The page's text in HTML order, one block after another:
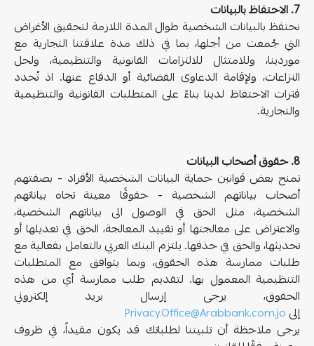
7. الاحتفاظ بالبيانات
نحتفظ بالبيانات الشخصية طوال المدة اللازمة لتحقيق الأغراض
التي جُمعت من أجلها، بما في ذلك مدة علاقتنا التجارية مع
موردينا، وللامتثال للالتزامات القانونية والتنظيمية، ولحل
النزاعات، ولإقامة الدعاوى القضائية أو الدفاع عنها. اذ تُحدد
فترات الاحتفاظ لدينا بناءً على المتطلبات القانونية والتنظيمية
والتجارية.
8. حقوق أصحاب البيانات
تمنح بعض قوانين حماية البيانات الشخصية الأفراد - بصفتهم
أصحاب بياناتهم الشخصية - حقوقًا معينة تجاه بياناتهم
الشخصية، مثل الحق في الوصول الى بياناتهم الشخصية،
والاعتراض على معالجتها أو تقييد المعالجة، الحق في تعديلها أو
تحديثها، والحق في حذفها. يلتزم البنك العربي بالتعامل بفعالية مع
طلبات ممارسة هذه الحقوق، وبما يتوافق مع المتطلبات
التنظيمية المعمول بها. لتقديم طلب ممارسة أي من هذه
الحقوق، يرجى إرسال بريد إلكتروني
إلى Privacy.Office@Arabbank.com.jo
يرجى ملاحظة أن تلبيتنا لطلباتك قد يكون مقيداً، في ظروف